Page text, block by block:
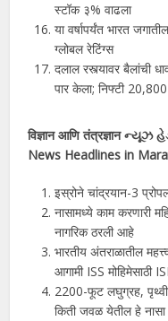
स्टॉक ३% वाढला
या वर्षापर्यंत भारत
ग्लोबल रेटिंग्स
दलाल रस्त्यावर
पार केला; निफ्टी
विज्ञान आणि तंत्रज्ञान
News Headlines in
इस्रोने चांद्रयान-3
नासामध्ये काम करणारी
नागरिक ठरली आहे
भारतीय अंतराळातील
आगामी ISS मोहिमेसाठी
2200-फूट लघुग्रह,
किती जवळ येतील हे